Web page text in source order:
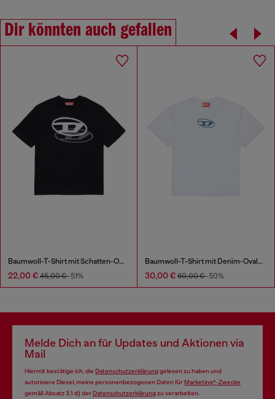
Dir könnten auch gefallen
Baumwoll-T-Shirt mit Schatten-Oval D
22,00 € 45,00 €-51%
Baumwoll-T-Shirt mit Denim-Oval-D
30,00 € 60,00 €-50%
Melde Dich an für Updates und Aktionen via
Mail
Hiermit bestätige ich, die Datenschutzerklärunggelesen zu haben und
autorisiere Diesel, meine personenbezogenen Daten fürMarketing*-Zwecke
gemäß Absatz 3.1 d) derDatenschutzerklärungzu verarbeiten.